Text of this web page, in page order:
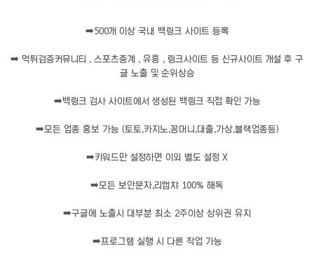
➡️500개 이상 국내 백링크 사이트 등록
➡️ 먹튀검증커뮤니티 , 스포츠중계 , 유흥 , 링크사이트 등 신규사이트 개설 후 구
글 노출 및 순위상승
➡️백링크 검사 사이트에서 생성된 백링크 직접 확인 가능
➡️모든 업종 홍보 가능 (토토,카지노,꽁머니,대출,가상,블랙업종등)
➡️키워드만 설정하면 이외 별도 설정 X
➡️모든 보안문자,리캡챠 100% 해독
➡️구글에 노출시 대부분 최소 2주이상 상위권 유지
➡️프로그램 실행 시 다른 작업 가능